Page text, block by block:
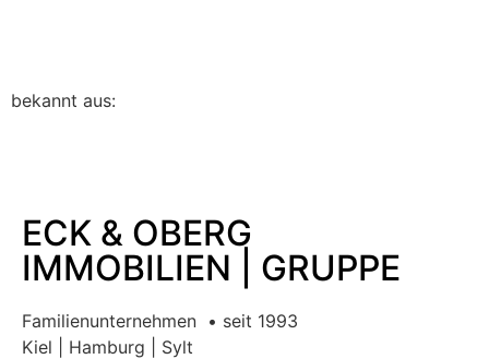
bekannt aus:
ECK & OBERG
IMMOBILIEN | GRUPPE
Familienunternehmen • seit 1993
Kiel | Hamburg | Sylt